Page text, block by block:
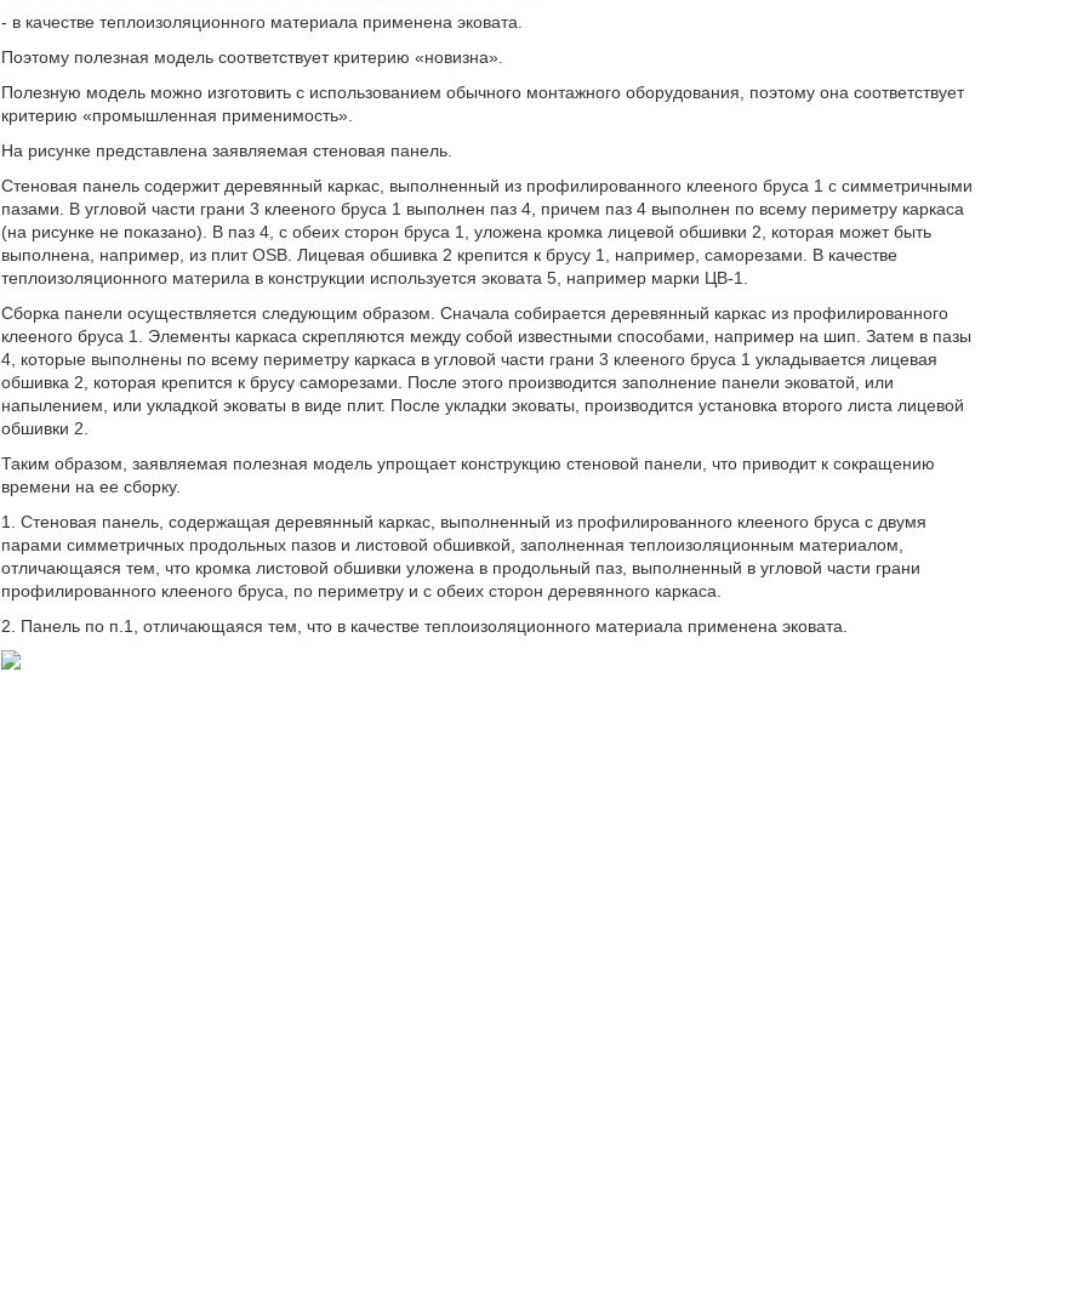
- в качестве теплоизоляционного материала применена эковата.
Поэтому полезная модель соответствует критерию «новизна».
Полезную модель можно изготовить с использованием обычного монтажного оборудования, поэтому она соответствует
критерию «промышленная применимость».
На рисунке представлена заявляемая стеновая панель.
Стеновая панель содержит деревянный каркас, выполненный из профилированного клееного бруса 1 с симметричными
пазами. В угловой части грани 3 клееного бруса 1 выполнен паз 4, причем паз 4 выполнен по всему периметру каркаса
(на рисунке не показано). В паз 4, с обеих сторон бруса 1, уложена кромка лицевой обшивки 2, которая может быть
выполнена, например, из плит OSB. Лицевая обшивка 2 крепится к брусу 1, например, саморезами. В качестве
теплоизоляционного материла в конструкции используется эковата 5, например марки ЦВ-1.
Сборка панели осуществляется следующим образом. Сначала собирается деревянный каркас из профилированного
клееного бруса 1. Элементы каркаса скрепляются между собой известными способами, например на шип. Затем в пазы
4, которые выполнены по всему периметру каркаса в угловой части грани 3 клееного бруса 1 укладывается лицевая
обшивка 2, которая крепится к брусу саморезами. После этого производится заполнение панели эковатой, или
напылением, или укладкой эковаты в виде плит. После укладки эковаты, производится установка второго листа лицевой
обшивки 2.
Таким образом, заявляемая полезная модель упрощает конструкцию стеновой панели, что приводит к сокращению
времени на ее сборку.
1. Стеновая панель, содержащая деревянный каркас, выполненный из профилированного клееного бруса с двумя
парами симметричных продольных пазов и листовой обшивкой, заполненная теплоизоляционным материалом,
отличающаяся тем, что кромка листовой обшивки уложена в продольный паз, выполненный в угловой части грани
профилированного клееного бруса, по периметру и с обеих сторон деревянного каркаса.
2. Панель по п.1, отличающаяся тем, что в качестве теплоизоляционного материала применена эковата.